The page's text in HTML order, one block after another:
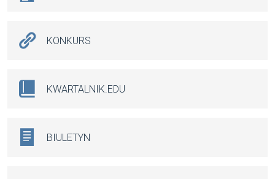
KONKURS
KWARTALNIK.EDU
BIULETYN